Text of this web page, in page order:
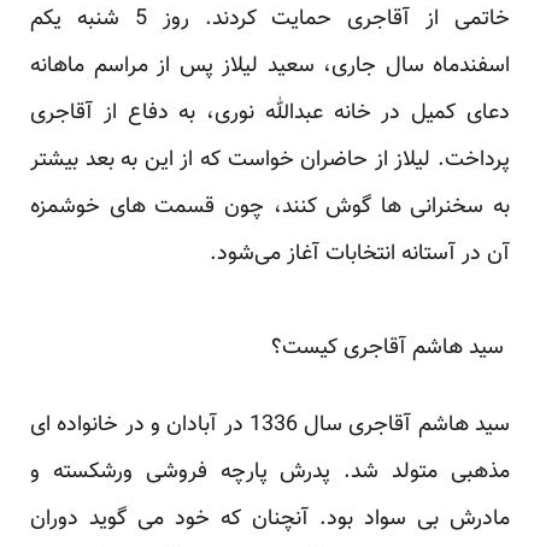
‏خاتمی از آقاجری حمایت کردند. روز 5 شنبه یکم
اسفندماه سال جاری، سعید لیلاز پس از مراسم ماهانه
دعای کمیل در ‏خانه عبدالله نوری، به دفاع از آقاجری
پرداخت. لیلاز از حاضران خواست که از این به بعد بیشتر
به سخنرانی‌ ها گوش ‏کنند، چون قسمت‌ های خوشمزه
آن در آستانه انتخابات آغاز می‌شود‎.‎‏
سید هاشم آقاجری سال 1336 در آبادان و در خانواده ای
مذهبی متولد شد. پدرش پارچه فروشی ورشکسته و
مادرش بی ‏سواد بود. آنچنان که خود می گوید دوران